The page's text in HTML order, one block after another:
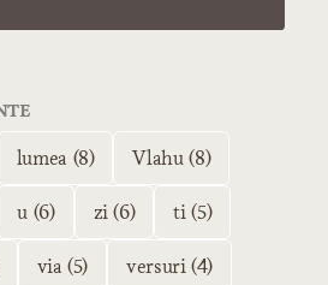
lumea (8) Vlahu (8)
u (6) zi (6) ti (5)
via (5) versuri (4)